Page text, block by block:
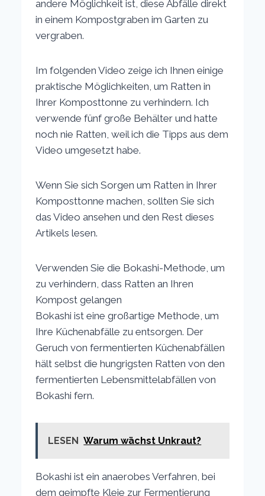
andere Möglichkeit ist, diese Abfälle direkt
in einem Kompostgraben im Garten zu
vergraben.
Im folgenden Video zeige ich Ihnen einige
praktische Möglichkeiten, um Ratten in
Ihrer Komposttonne zu verhindern. Ich
verwende fünf große Behälter und hatte
noch nie Ratten, weil ich die Tipps aus dem
Video umgesetzt habe.
Wenn Sie sich Sorgen um Ratten in Ihrer
Komposttonne machen, sollten Sie sich
das Video ansehen und den Rest dieses
Artikels lesen.
Verwenden Sie die Bokashi-Methode, um
zu verhindern, dass Ratten an Ihren
Kompost gelangen
Bokashi ist eine großartige Methode, um
Ihre Küchenabfälle zu entsorgen. Der
Geruch von fermentierten Küchenabfällen
hält selbst die hungrigsten Ratten von den
fermentierten Lebensmittelabfällen von
Bokashi fern.
LESEN Warum wächst Unkraut?
Bokashi ist ein anaerobes Verfahren, bei
dem geimpfte Kleie zur Fermentierung